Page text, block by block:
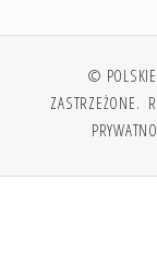
© POLSKIE
ZASTRZEŻONE.